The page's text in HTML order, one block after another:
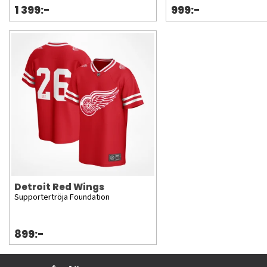
1 399:- 999:-
Detroit Red Wings
Supportertröja Foundation
899:-